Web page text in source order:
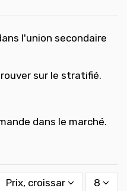
l'union secondaire
sur le stratifié.
dans le marché.
Prix, croissant 8